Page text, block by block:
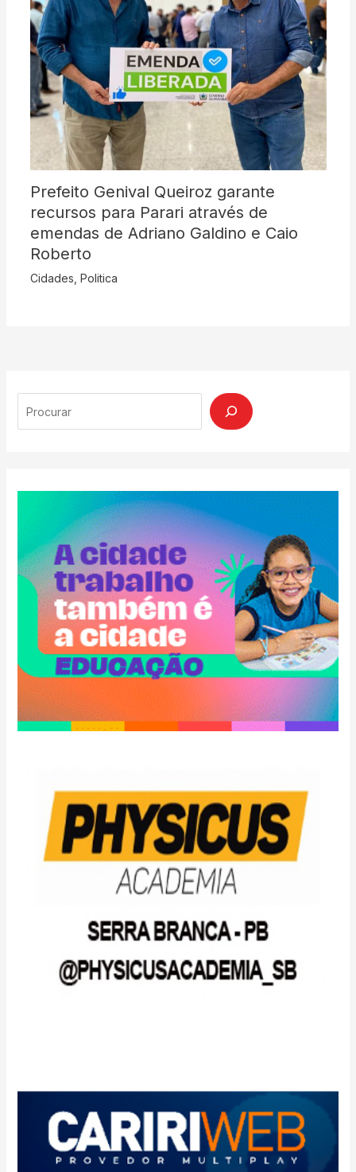
Prefeito Genival Queiroz garante
recursos para Parari através de
emendas de Adriano Galdino e Caio
Roberto
Cidades Politica